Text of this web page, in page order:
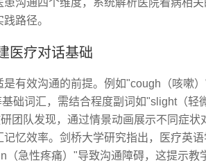
沟通四个维度，系统解析医院看病相
路径。
医疗对话基础
有效沟通的前提。例如"cough（咳嗽
础词汇，需结合程度副词如"slight（轻
团队发现，通过情景动画展示不同症状
忆效率。剑桥大学研究指出，医疗英
（急性疼痛）"导致沟通障碍，这提示教